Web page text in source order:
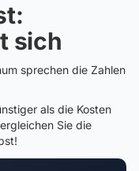
sich
sprechen die Zahlen
als die Kosten
Sie die